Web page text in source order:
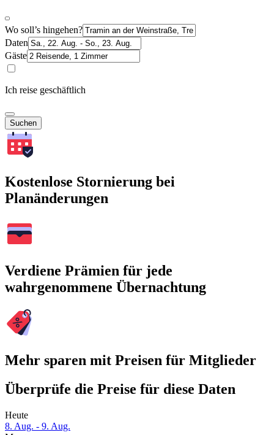
Wo soll’s hingehen?
Daten
Gäste
Ich reise geschäftlich
Suchen
Kostenlose Stornierung bei
Planänderungen
Verdiene Prämien für jede
wahrgenommene Übernachtung
Mehr sparen mit Preisen für Mitglieder
Überprüfe die Preise für diese Daten
Heute
8. Aug. - 9. Aug.